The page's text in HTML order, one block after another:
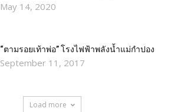
May 14, 2020
“ตามรอยเท้าพ่อ” โรงไฟฟ้าพลังน้ำแม่กำปอง
September 11, 2017
Load more